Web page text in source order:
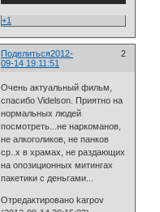
+1
Поделиться 2
2012-
09-14 19:11:51
Очень актуальный фильм,
спасибо Videlson. Приятно на
нормальных людей
посмотреть...не наркоманов,
не алкоголиков, не панков
ср..х в храмах, не раздающих
на опозиционных митингах
пакетики с деньгами...
Отредактировано karpov